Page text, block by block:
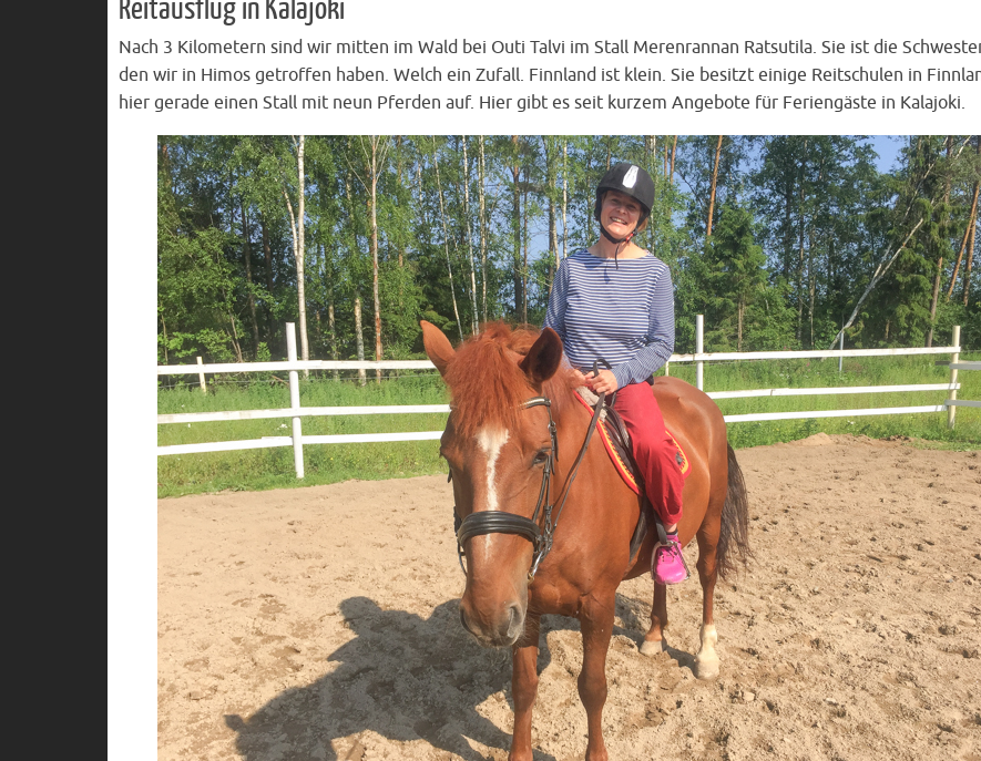
Reitausflug in Kalajoki
Nach 3 Kilometern sind wir mitten im Wald bei Outi Talvi im Stall Merenrannan Ratsutila. Sie ist die
den wir in Himos getroffen haben. Welch ein Zufall. Finnland ist klein. Sie besitzt einige Reitschulen in
hier gerade einen Stall mit neun Pferden auf. Hier gibt es seit kurzem Angebote für Feriengäste in Kalajoki.